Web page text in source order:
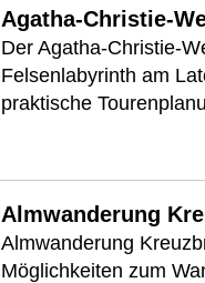
Agatha-Christie-
Der Agatha-Christie-
Felsenlabyrinth am
praktische
Almwanderung
Almwanderung
Möglichkeiten zum